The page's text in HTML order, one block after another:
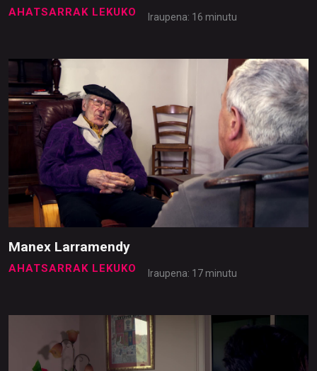
AHATSARRAK LEKUKO Iraupena: 16 minutu
Manex Larramendy
AHATSARRAK LEKUKO Iraupena: 17 minutu